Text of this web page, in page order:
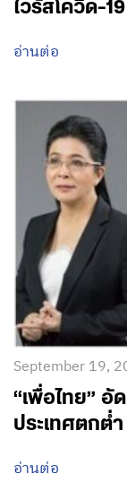
ไวรัสโควิด-
อ่านต่อ
September 19,
“เพื่อไทย” อั
ประเทศตกต่ำ
อ่านต่อ